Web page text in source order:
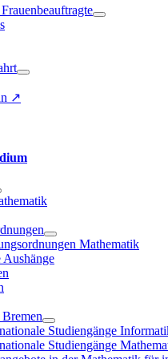
↗
Mathematik
Studiengänge
Studiengänge